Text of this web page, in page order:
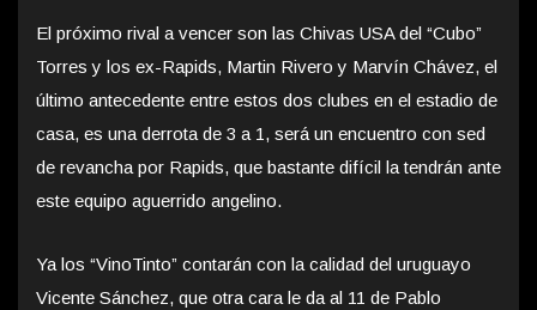
El próximo rival a vencer son las Chivas USA del “Cubo”
Torres y los ex-Rapids, Martin Rivero y Marvín Chávez, el
último antecedente entre estos dos clubes en el estadio de
casa, es una derrota de 3 a 1, será un encuentro con sed
de revancha por Rapids, que bastante difícil la tendrán ante
este equipo aguerrido angelino.
Ya los “VinoTinto” contarán con la calidad del uruguayo
Vicente Sánchez, que otra cara le da al 11 de Pablo